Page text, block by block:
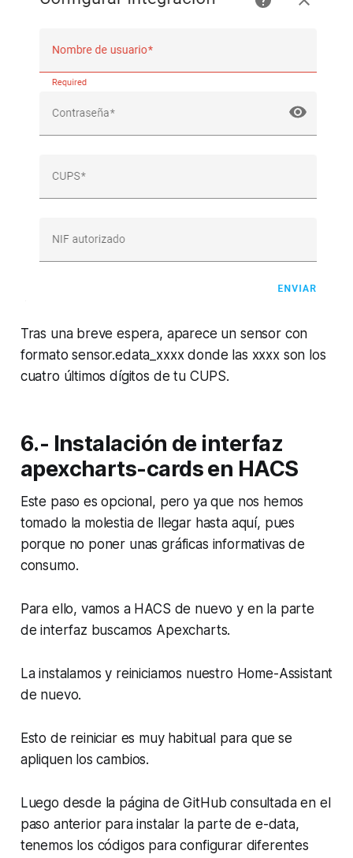
Tras una breve espera, aparece un sensor con
formato sensor.edata_xxxx donde las xxxx son los
cuatro últimos dígitos de tu CUPS.
6.- Instalación de interfaz
apexcharts-cards en HACS
Este paso es opcional, pero ya que nos hemos
tomado la molestia de llegar hasta aquí, pues
porque no poner unas gráficas informativas de
consumo.
Para ello, vamos a HACS de nuevo y en la parte
de interfaz buscamos Apexcharts.
La instalamos y reiniciamos nuestro Home-Assistant
de nuevo.
Esto de reiniciar es muy habitual para que se
apliquen los cambios.
Luego desde la página de GitHub consultada en el
paso anterior para instalar la parte de e-data,
tenemos los códigos para configurar diferentes